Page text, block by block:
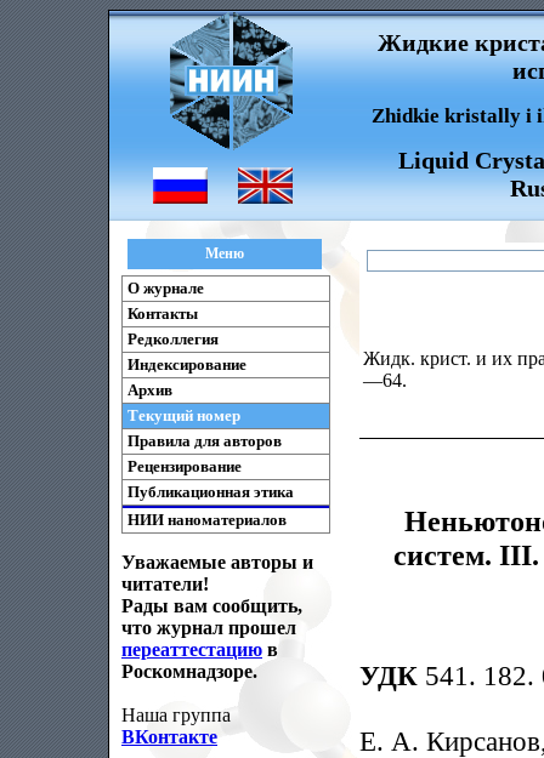
Жидкие
Zhidkie kristally i
Liquid
Меню
О журнале
Контакты
Редколлегия
Индексирование
Архив
Текущий номер
Правила для авторов
Рецензирование
Публикационная этика
НИИ наноматериалов
Уважаемые авторы и
читатели!
Рады вам сообщить,
что журнал прошел
переаттестацию в
Роскомнадзоре.
Наша группа
ВКонтакте
Жидк. крист. и их
—64.
систем.
УДК541. 182.
Е. А.